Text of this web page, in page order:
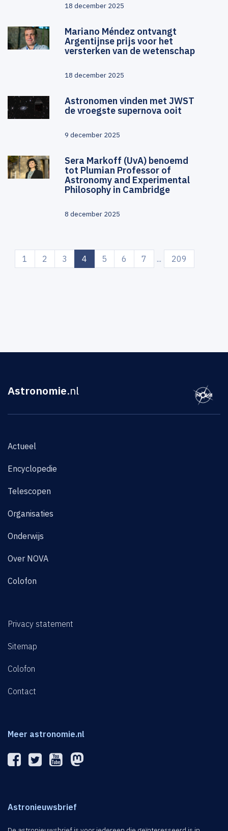
18 december 2025
Mariano Méndez ontvangt
Argentijnse prijs voor het
versterken van de wetenschap
18 december 2025
Astronomen vinden met JWST
de vroegste supernova ooit
9 december 2025
Sera Markoff (UvA) benoemd
tot Plumian Professor of
Astronomy and Experimental
Philosophy in Cambridge
8 december 2025
1 2 3 4 (current)
5 6 7 ... 209
Astronomie.nl
Actueel
Encyclopedie
Telescopen
Organisaties
Onderwijs
Over NOVA
Colofon
Privacy statement
Sitemap
Colofon
Contact
Meer astronomie.nl
Astronieuwsbrief